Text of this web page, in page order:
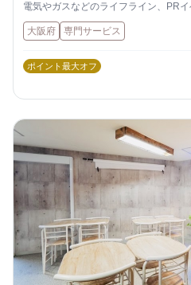
電気やガスなどのライフライン、PR
企業や家庭の環境向上を広く長く、サ
私たちは、人と人を「つなぐ」、事業
大阪府 専門サービス
ポイント最大オフ